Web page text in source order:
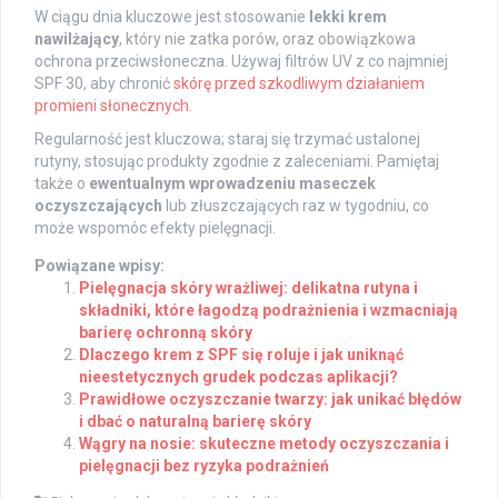
W ciągu dnia kluczowe jest stosowanie lekki krem
nawilżający, który nie zatka porów, oraz obowiązkowa
ochrona przeciwsłoneczna. Używaj filtrów UV z co najmniej
SPF 30, aby chronićskórę przed szkodliwym działaniem
promieni słonecznych.
Regularność jest kluczowa; staraj się trzymać ustalonej
rutyny, stosując produkty zgodnie z zaleceniami. Pamiętaj
także o ewentualnym wprowadzeniu maseczek
oczyszczających lub złuszczających raz w tygodniu, co
może wspomóc efekty pielęgnacji.
Powiązane wpisy:
Pielęgnacja skóry wrażliwej: delikatna rutyna i
składniki, które łagodzą podrażnienia i wzmacniają
barierę ochronną skóry
Dlaczego krem z SPF się roluje i jak uniknąć
nieestetycznych grudek podczas aplikacji?
Prawidłowe oczyszczanie twarzy: jak unikać błędów
i dbać o naturalną barierę skóry
Wągry na nosie: skuteczne metody oczyszczania i
pielęgnacji bez ryzyka podrażnień